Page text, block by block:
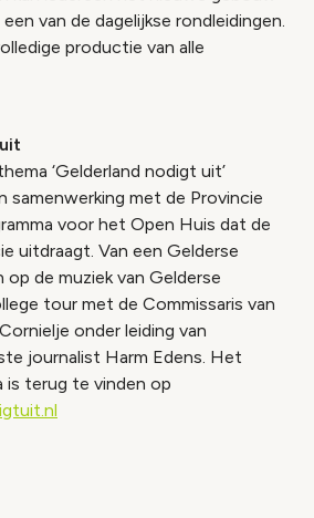
van de dagelijkse rondleidingen.
productie van alle
‘Gelderland nodigt uit’
samenwerking met de Provincie
voor het Open Huis dat de
uitdraagt. Van een Gelderse
de muziek van Gelderse
tour met de Commissaris van
onder leiding van
journalist Harm Edens. Het
is terug te vinden op